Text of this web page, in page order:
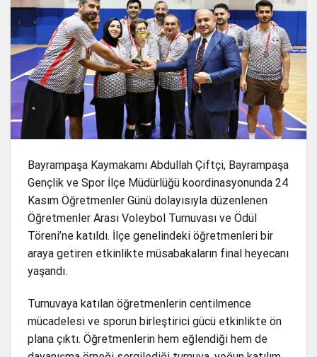
Bayrampaşa Kaymakamı Abdullah Çiftçi, Bayrampaşa
Gençlik ve Spor İlçe Müdürlüğü koordinasyonunda 24
Kasım Öğretmenler Günü dolayısıyla düzenlenen
Öğretmenler Arası Voleybol Turnuvası ve Ödül
Töreni’ne katıldı. İlçe genelindeki öğretmenleri bir
araya getiren etkinlikte müsabakaların final heyecanı
yaşandı.
Turnuvaya katılan öğretmenlerin centilmence
mücadelesi ve sporun birleştirici gücü etkinlikte ön
plana çıktı. Öğretmenlerin hem eğlendiği hem de